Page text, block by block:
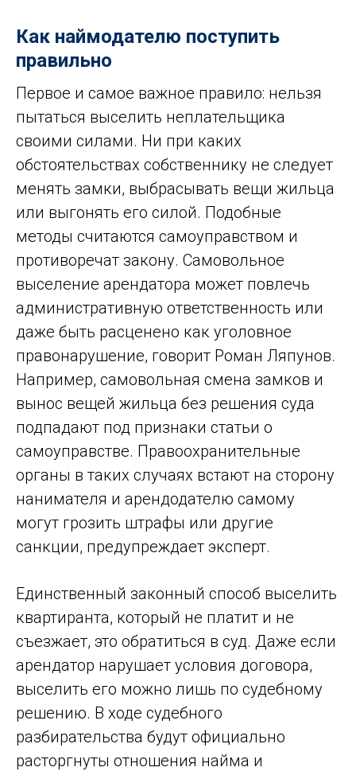
Как наймодателю поступить
правильно
Первое и самое важное правило: нельзя
пытаться выселить неплательщика
своими силами. Ни при каких
обстоятельствах собственнику не следует
менять замки, выбрасывать вещи жильца
или выгонять его силой. Подобные
методы считаются самоуправством и
противоречат закону. Самовольное
выселение арендатора может повлечь
административную ответственность или
даже быть расценено как уголовное
правонарушение, говорит Роман Ляпунов.
Например, самовольная смена замков и
вынос вещей жильца без решения суда
подпадают под признаки статьи о
самоуправстве. Правоохранительные
органы в таких случаях встают на сторону
нанимателя и арендодателю самому
могут грозить штрафы или другие
санкции, предупреждает эксперт.
Единственный законный способ выселить
квартиранта, который не платит и не
съезжает, это обратиться в суд. Даже если
арендатор нарушает условия договора,
выселить его можно лишь по судебному
решению. В ходе судебного
разбирательства будут официально
расторгнуты отношения найма и